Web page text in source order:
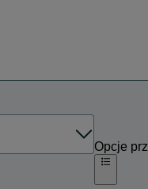
Opcje